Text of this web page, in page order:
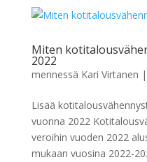
Miten
2022
mennessä Kari Virtanen |
Lisää
vuonna 2022
veroihin vuoden 2022
mukaan vuosina 2022-